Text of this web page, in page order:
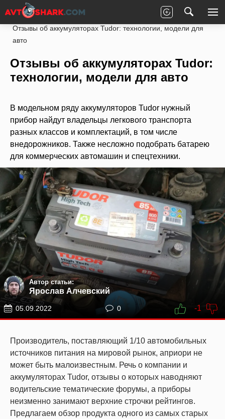
Главная Статьи
Запчасти
Отзывы об аккумуляторах Tudor: технологии, модели для
авто
Отзывы об аккумуляторах Tudor:
технологии, модели для авто
В модельном ряду аккумуляторов Tudor нужный
прибор найдут владельцы легкового транспорта
разных классов и комплектаций, в том числе
внедорожников. Также несложно подобрать батарею
для коммерческих автомашин и спецтехники.
Автор статьи:
Ярослав Алчевский
05.09.2022 0 -1
Производитель, поставляющий 1/10 автомобильных
источников питания на мировой рынок, априори не
может быть малоизвестным. Речь о компании и
аккумуляторах Tudor, отзывы о которых наводняют
водительские тематические форумы, а приборы
неизменно занимают верхние строчки рейтингов.
Предлагаем обзор продукта одного из самых старых